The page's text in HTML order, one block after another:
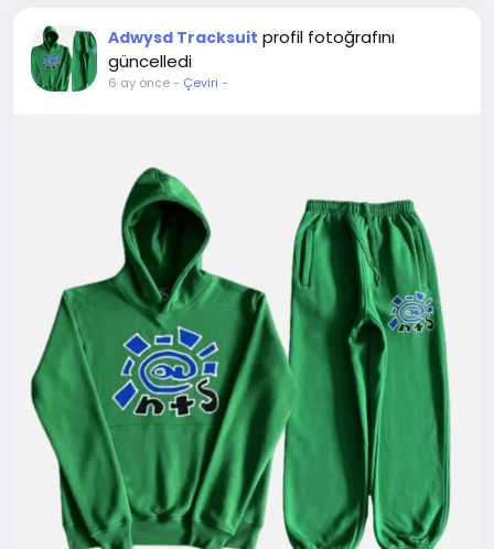
Adwysd Tracksuit profil fotoğrafını
güncelledi
6 ay önce- Çeviri -